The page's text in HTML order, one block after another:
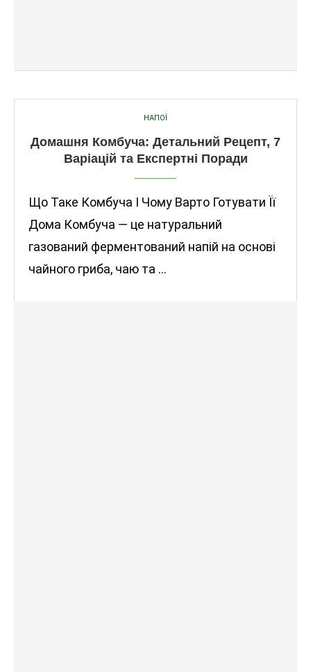
НАПОЇ
Домашня Комбуча: Детальний Рецепт, 7
Варіацій та Експертні Поради
Що Таке Комбуча І Чому Варто Готувати Її
Дома Комбуча — це натуральний
газований ферментований напій на основі
чайного гриба, чаю та …